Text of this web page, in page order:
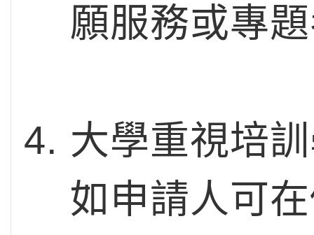
願服務或專
大學重視培
如申請人可